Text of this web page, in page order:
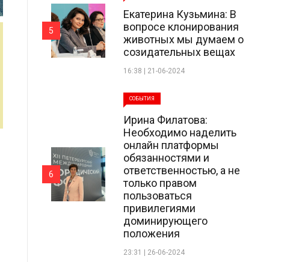
Екатерина Кузьмина: В
вопросе клонирования
животных мы думаем о
созидательных вещах
16:38 | 21-06-2024
5
СОБЫТИЯ
Ирина Филатова:
Необходимо наделить
онлайн платформы
обязанностями и
ответственностью, а не
только правом
пользоваться
привилегиями
доминирующего
положения
23:31 | 26-06-2024
6